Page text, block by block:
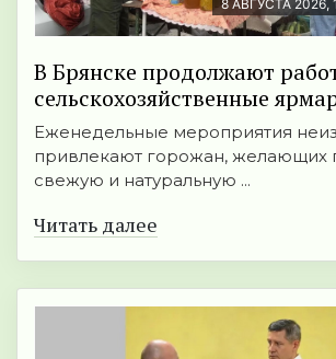
8 АВГУСТА 2026,
В Брянске продолжают
сельскохозяйственные
Еженедельные мероприятия
привлекают горожан, желающих
свежую и натуральную ...
Читать далее